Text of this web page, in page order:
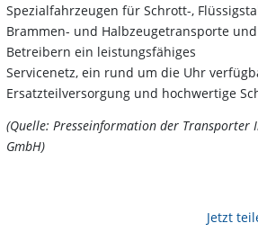
Spezialfahrzeugen für Schrott-,
Brammen- und Halbzeugetransporte
Betreibern ein leistungsfähiges
Servicenetz, ein rund um die Uhr
Ersatzteilversorgung und hochwertige
(Quelle: Presseinformation der
GmbH)
Jetzt